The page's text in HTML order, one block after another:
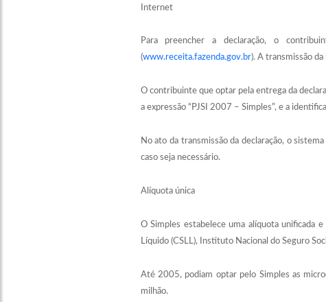
Internet
Para preencher a declaração, o
(www.receita.fazenda.gov.br). A transmissão
O contribuinte que optar pela entrega da
a expressão “PJSI 2007 – Simples”, e a
No ato da transmissão da declaração, o
caso seja necessário.
Alíquota única
O Simples estabelece uma alíquota unificada
Líquido (CSLL), Instituto Nacional do Seguro
Até 2005, podiam optar pelo Simples as
milhão.